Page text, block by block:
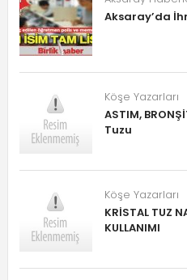
Aksaray’da
Köşe Yazarları
ASTIM,
Tuzu
Köşe Yazarları
KRİSTAL TUZ
KULLANIMI